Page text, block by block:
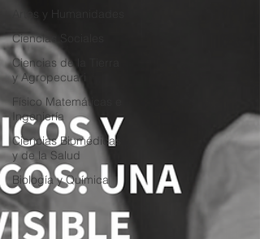
Artes y Humanidades
Ciencias Sociales
Ciencias de la Tierra
y Agropecuari
Físico Matemáticas e
Ingeniería
Ciencias Biomédicas
y de la Salud
Biología y Química